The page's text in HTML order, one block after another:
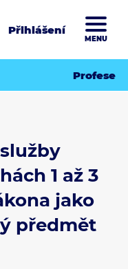
Přihlášení
MENU
Profese
1 až 3
jako
předmět